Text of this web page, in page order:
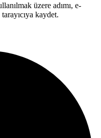
üzere adımı, e-
kaydet.